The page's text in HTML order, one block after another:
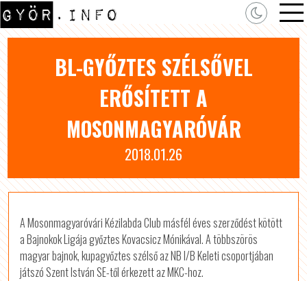
BL-GYŐZTES SZÉLSŐVEL
ERŐSÍTETT A
MOSONMAGYARÓVÁR
2018.01.26
A Mosonmagyaróvári Kézilabda Club másfél éves szerződést kötött
a Bajnokok Ligája győztes Kovacsicz Mónikával. A többszörös
magyar bajnok, kupagyőztes szélső az NB I/B Keleti csoportjában
játszó Szent István SE-től érkezett az MKC-hoz.